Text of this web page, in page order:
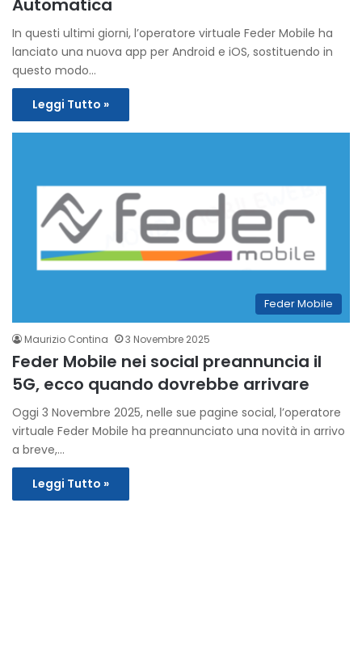
Automatica
In questi ultimi giorni, l’operatore virtuale Feder Mobile ha
lanciato una nuova app per Android e iOS, sostituendo in
questo modo…
Leggi Tutto »
Feder Mobile
Maurizio Contina 3 Novembre 2025
Feder Mobile nei social preannuncia il
5G, ecco quando dovrebbe arrivare
Oggi 3 Novembre 2025, nelle sue pagine social, l’operatore
virtuale Feder Mobile ha preannunciato una novità in arrivo
a breve,…
Leggi Tutto »